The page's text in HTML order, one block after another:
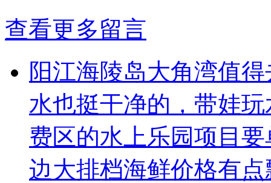
查看更多留言
阳江海陵岛大角湾值
水也挺干净的，带娃
费区的水上乐园项目
边大排档海鲜价格有